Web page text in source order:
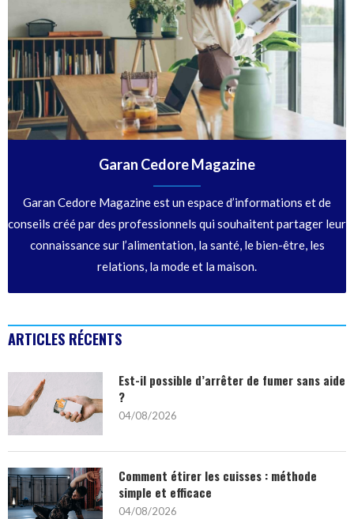
Garan Cedore Magazine
Garan Cedore Magazine est un espace d’informations et de
conseils créé par des professionnels qui souhaitent partager leur
connaissance sur l’alimentation, la santé, le bien-être, les
relations, la mode et la maison.
ARTICLES RÉCENTS
Est-il possible d’arrêter de fumer sans aide
?
04/08/2026
Comment étirer les cuisses : méthode
simple et efficace
04/08/2026